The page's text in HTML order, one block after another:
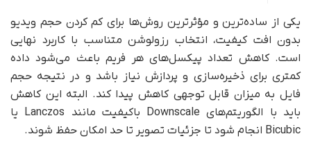
یکی از ساده‌ترین و مؤثرترین روش‌ها برای کم کردن حجم ویدیو
بدون افت کیفیت، انتخاب رزولوشن متناسب با کاربرد نهایی
است. کاهش تعداد پیکسل‌های هر فریم باعث می‌شود داده
کمتری برای ذخیره‌سازی و پردازش نیاز باشد و در نتیجه حجم
فایل به میزان قابل توجهی کاهش پیدا کند. البته این کاهش
باید با الگوریتم‌های Downscale باکیفیت مانند Lanczos یا
Bicubic انجام شود تا جزئیات تصویر تا حد امکان حفظ شوند.